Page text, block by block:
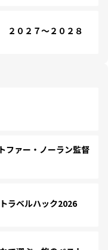
０２７～２０２８
ファー・ノーラン監督
ラベルハック2026